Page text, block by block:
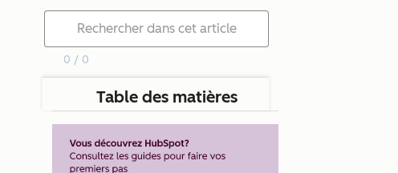
0 / 0
Table des matières